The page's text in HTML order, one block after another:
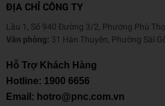
ĐỊA CHỈ CÔNG TY
Lầu 1, Số 940 Đường 3/2, Phường Phú
Văn phòng: 31 Hàn Thuyên, Phường Sài
Hỗ Trợ Khách Hàng
Hotline: 1900 6656
Email: hotro@pnc.com.vn